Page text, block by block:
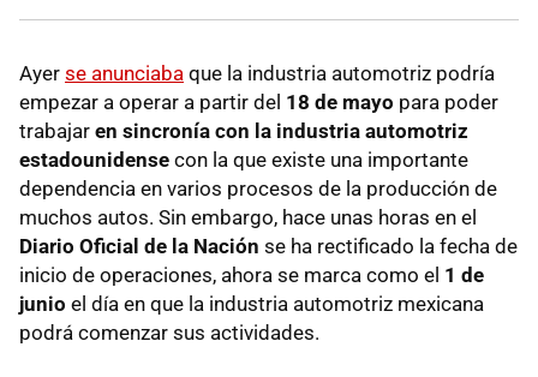
Ayer se anunciaba que la industria automotriz podría
empezar a operar a partir del 18 de mayo para poder
trabajar en sincronía con la industria automotriz
estadounidense con la que existe una importante
dependencia en varios procesos de la producción de
muchos autos. Sin embargo, hace unas horas en el
Diario Oficial de la Nación se ha rectificado la fecha de
inicio de operaciones, ahora se marca como el 1 de
junio el día en que la industria automotriz mexicana
podrá comenzar sus actividades.